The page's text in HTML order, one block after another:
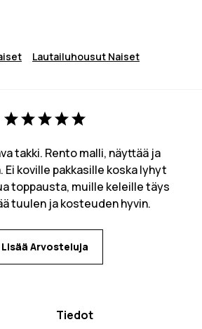
Lautailuhousut Naiset
takki. Rento malli, näyttää ja
koville pakkasille koska lyhyt
toppausta, muille keleille täys
tuulen ja kosteuden hyvin.
Lisää Arvosteluja
Tiedot